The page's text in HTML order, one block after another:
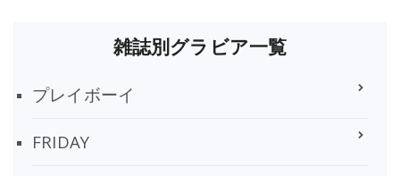
雑誌別グラビア一覧
プレイボーイ
FRIDAY